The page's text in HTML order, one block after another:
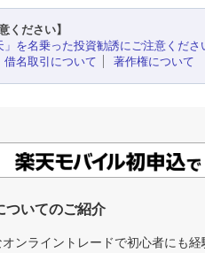
ください】
」を名乗った投資勧誘にご注意くださ
借名取引について
著作権について
ついてのご紹介
ンライントレードで初心者にも